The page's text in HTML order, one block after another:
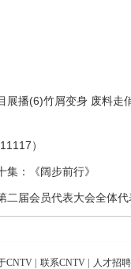
展播(6)竹屑变身 废料走
）
：《阔步前行》
二届会员代表大会全体代
CNTV | 联系CNTV | 人才招聘